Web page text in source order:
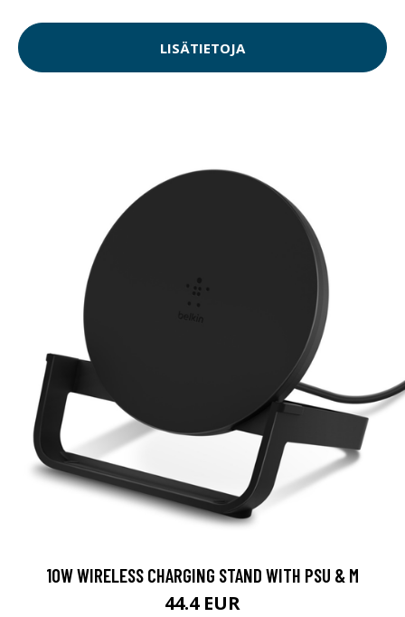
LISÄTIETOJA
10W WIRELESS CHARGING STAND WITH PSU & M
44.4 EUR